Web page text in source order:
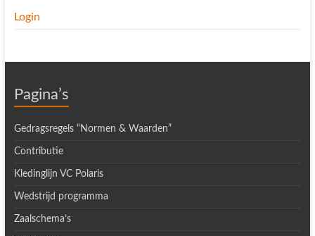
Login
Pagina’s
Gedragsregels “Normen & Waarden”
Contributie
Kledinglijn VC Polaris
Wedstrijd programma
Zaalschema’s